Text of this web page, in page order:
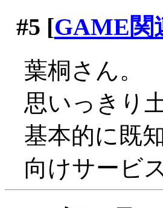
#5 [GAME関
葉桐さん。
思いっきり
基本的に既
向けサービ